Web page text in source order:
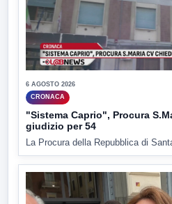
6 AGOSTO 2026
CRONACA
"Sistema Caprio", Procura
giudizio per 54
La Procura della Repubblica di